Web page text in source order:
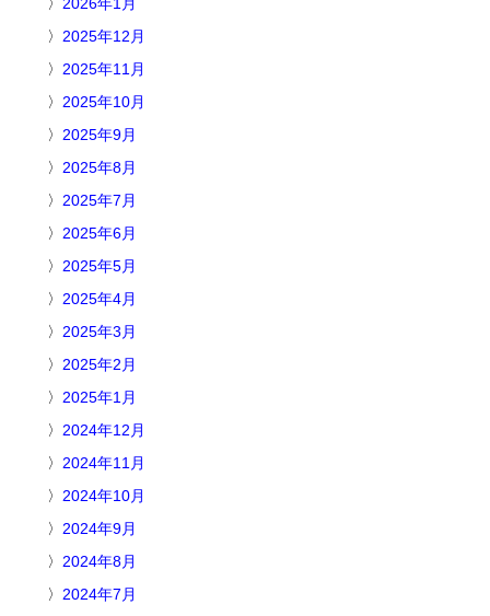
2025年12月
2025年11月
2025年10月
2025年9月
2025年8月
2025年7月
2025年6月
2025年5月
2025年4月
2025年3月
2025年2月
2025年1月
2024年12月
2024年11月
2024年10月
2024年9月
2024年8月
2024年7月